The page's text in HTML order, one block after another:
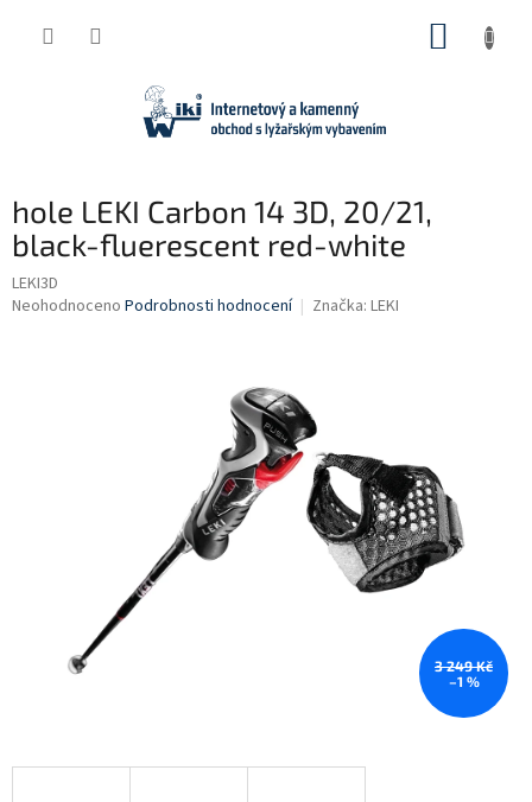
hole LEKI Carbon 14 3D, 20/21,
black-fluerescent red-white
LEKI3D
Průměrné
Neohodnoceno Podrobnosti hodnocení Značka: LEKI
3 249 Kč
–1 %